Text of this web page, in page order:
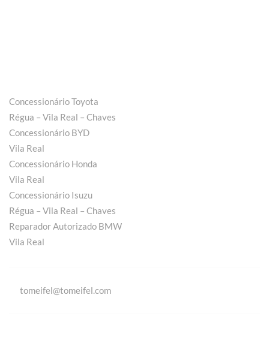
Concessionário Toyota
Régua – Vila Real – Chaves
Concessionário BYD
Vila Real
Concessionário Honda
Vila Real
Concessionário Isuzu
Régua – Vila Real – Chaves
Reparador Autorizado BMW
Vila Real
tomeifel@tomeifel.com